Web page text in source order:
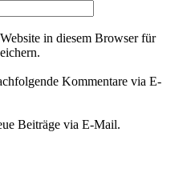
in diesem Browser für
Kommentare via E-
Beiträge via E-Mail.